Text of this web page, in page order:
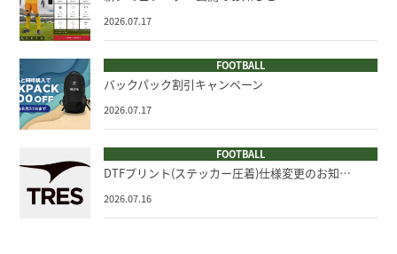
2026.07.17
FOOTBALL
バックパック割引キャンペーン
2026.07.17
FOOTBALL
DTFプリント(ステッカー圧着)仕様変更のお知…
2026.07.16